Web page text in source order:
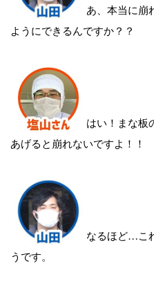
あ、本当に崩
ようにできるんですか？？
はい！まな板
あげると崩れないですよ！！
なるほど…こ
うです。